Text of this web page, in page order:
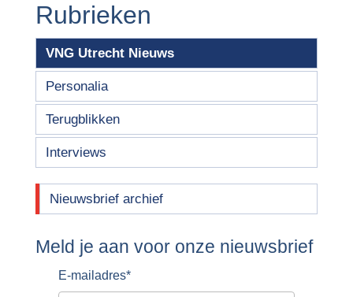
Rubrieken
VNG Utrecht Nieuws
Personalia
Terugblikken
Interviews
Nieuwsbrief archief
Meld je aan voor onze nieuwsbrief
E-mailadres*